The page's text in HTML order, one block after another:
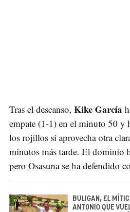
Tras el descanso, Kike García
empate (1-1) en el minuto 50 y
los rojillos si aprovecha otra
minutos más tarde. El dominio
pero Osasuna se ha defendido
BULIGAN, EL
ANTONIO QUE